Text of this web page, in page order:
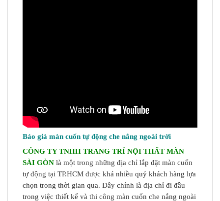
Báo giá màn cuốn tự động che nắng ngoài trời
CÔNG TY TNHH TRANG TRÍ NỘI THẤT MÀN
SÀI GÒN là một trong những địa chỉ lắp đặt màn cuốn
tự động tại TP.HCM được khá nhiều quý khách hàng lựa
chọn trong thời gian qua. Đây chính là địa chỉ đi đầu
trong việc thiết kế và thi công màn cuốn che nắng ngoài